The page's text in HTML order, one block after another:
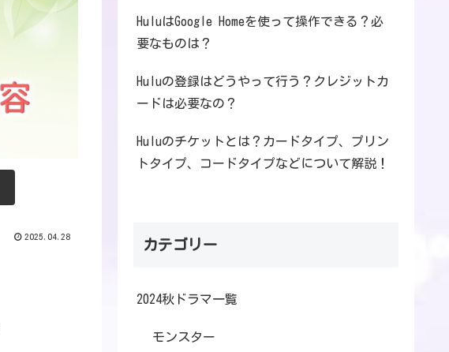
2025.04.28
HuluはGoogle Homeを使って操作できる？必
要なものは？
Huluの登録はどうやって行う？クレジットカ
ードは必要なの？
Huluのチケットとは？カードタイプ、プリン
トタイプ、コードタイプなどについて解説！
カテゴリー
2024秋ドラマ一覧
モンスター